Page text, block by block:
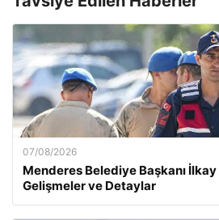
07/08/2026
Menderes Belediye Başkanı
Gelişmeler ve Detaylar